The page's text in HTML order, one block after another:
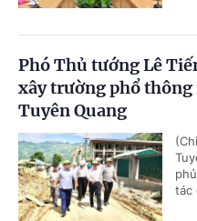
Phó Thủ tướng Lê
xây trường phổ
Tuyên Quang
tác